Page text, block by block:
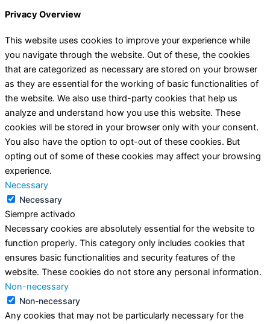
Privacy Overview
This website uses cookies to improve your experience while
you navigate through the website. Out of these, the cookies
that are categorized as necessary are stored on your browser
as they are essential for the working of basic functionalities of
the website. We also use third-party cookies that help us
analyze and understand how you use this website. These
cookies will be stored in your browser only with your consent.
You also have the option to opt-out of these cookies. But
opting out of some of these cookies may affect your browsing
experience.
Necessary
Necessary
Siempre activado
Necessary cookies are absolutely essential for the website to
function properly. This category only includes cookies that
ensures basic functionalities and security features of the
website. These cookies do not store any personal information.
Non-necessary
Non-necessary
Any cookies that may not be particularly necessary for the